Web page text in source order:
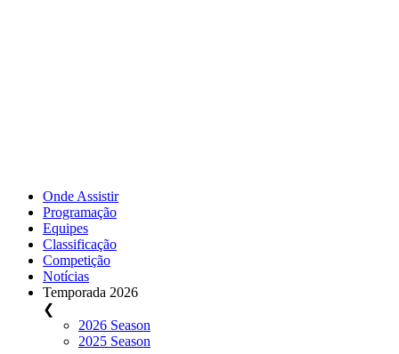
Onde Assistir
Programação
Equipes
Classificação
Competição
Notícias
Temporada 2026
❮
2026 Season
2025 Season